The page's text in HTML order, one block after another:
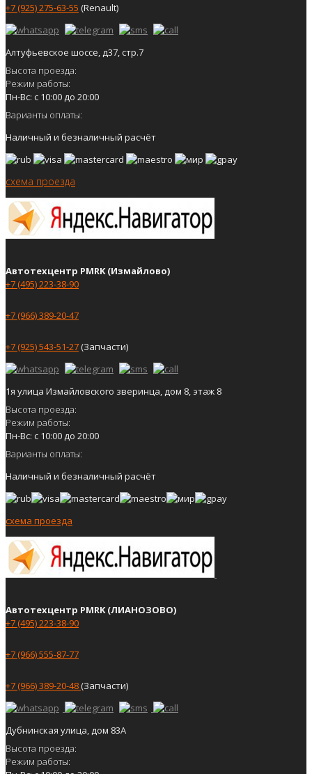
+7 (925) 275-63-55 (Renault)
Алтуфьевское шоссе, д37, стр.7
Высота проезда:
Режим работы:
Пн-Вс: с 10:00 до 20:00
Варианты оплаты:
Наличный и безналичный расчёт
схема проезда
Автотехцентр PMRK (Измайлово)
+7 (495) 223-38-90
+7 (966) 389-20-47
+7 (925) 543-51-27(Запчасти)
1я улица Измайловского зверинца, дом 8, этаж 8
Высота проезда:
Режим работы:
Пн-Вс: с 10:00 до 20:00
Варианты оплаты:
Наличный и безналичный расчёт
схема проезда
Автотехцентр PMRK (ЛИАНОЗОВО)
+7 (495) 223-38-90
+7 (966) 555-87-77
+7 (966) 389-20-48(Запчасти)
Дубнинская улица, дом 83А
Высота проезда:
Режим работы: